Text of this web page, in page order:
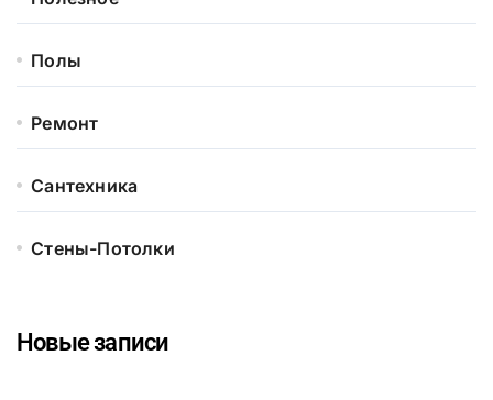
Полы
Ремонт
Сантехника
Стены-Потолки
Новые записи